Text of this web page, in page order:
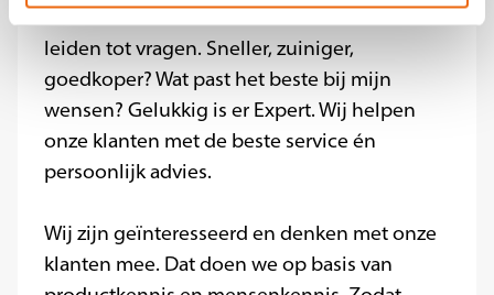
leiden tot vragen. Sneller, zuiniger,
goedkoper? Wat past het beste bij mijn
wensen? Gelukkig is er Expert. Wij helpen
onze klanten met de beste service én
persoonlijk advies.
Wij zijn geïnteresseerd en denken met onze
klanten mee. Dat doen we op basis van